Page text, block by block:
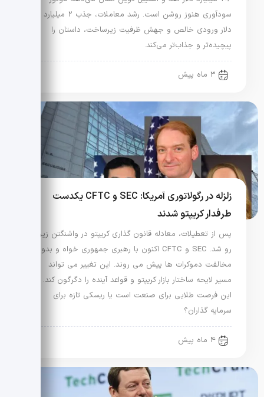
سودآوری هنوز روشن است. رشد معاملات، جذب 2 میلیارد
دلار ورودی خالص و جهش ظرفیت زیرساخت، داستان را
پیچیده‌تر و جذاب‌تر می‌کند.
3 ماه پیش
زلزله در رگولاتوری آمریکا: SEC و CFTC یکدست
طرفدار کریپتو شدند
پس از تعطیلات، معادله قانون گذاری کریپتو در واشنگتن زیر و
رو شد. SEC و CFTC اکنون با رهبری جمهوری خواه و بدون
مخالفت دموکرات ها پیش می روند. این تغییر می تواند
مسیر لایحه ساختار بازار کریپتو و قواعد آینده را دگرگون کند. آیا
این فرصت طلایی برای صنعت است یا ریسکی تازه برای
سرمایه گذاران؟
4 ماه پیش